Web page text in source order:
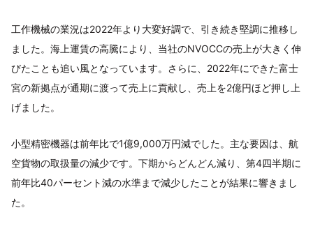
工作機械の業況は2022年より大変好調で、引き続き堅調に推移し
ました。海上運賃の高騰により、当社のNVOCCの売上が大きく伸
びたことも追い風となっています。さらに、2022年にできた富士
宮の新拠点が通期に渡って売上に貢献し、売上を2億円ほど押し上
げました。
小型精密機器は前年比で1億9,000万円減でした。主な要因は、航
空貨物の取扱量の減少です。下期からどんどん減り、第4四半期に
前年比40パーセント減の水準まで減少したことが結果に響きまし
た。